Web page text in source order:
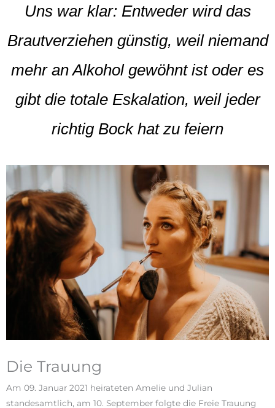
Uns war klar: Entweder wird das
Brautverziehen günstig, weil niemand
mehr an Alkohol gewöhnt ist oder es
gibt die totale Eskalation, weil jeder
richtig Bock hat zu feiern
Die Trauung
Am 09. Januar 2021 heirateten Amelie und Julian
standesamtlich, am 10. September folgte die Freie Trauung